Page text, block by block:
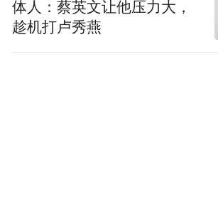
体人：蔡英文让他压力大，
趁机打卢秀燕